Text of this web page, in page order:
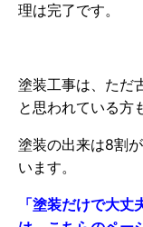
理は完了です。
塗装工事は、ただ
と思われている方
塗装の出来は8割
います。
「塗装だけで大